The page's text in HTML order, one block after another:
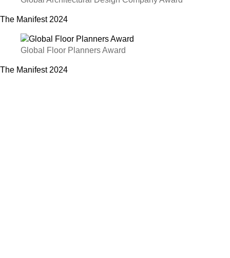
The Manifest 2024
Global Floor Planners Award
The Manifest 2024